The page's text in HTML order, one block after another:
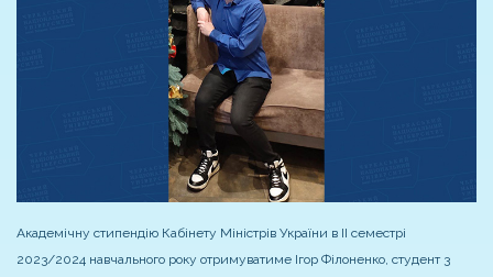
Академічну стипендію Кабінету Міністрів України в II семестрі
2023/2024 навчального року отримуватиме Ігор Філоненко, студент 3